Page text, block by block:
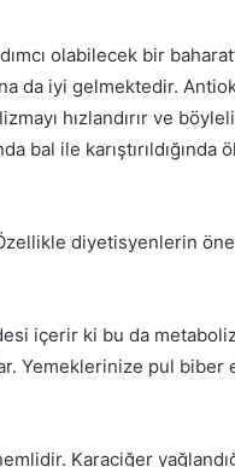
olabilecek bir
da iyi gelmektedir.
hızlandırır ve
bal ile karıştırıldığında
diyetisyenlerin
içerir ki bu da
Yemeklerinize pul biber
Karaciğer